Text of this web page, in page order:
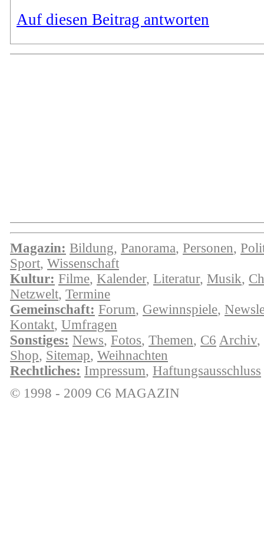
Auf diesen Beitrag antworten
Magazin: Bildung, Panorama, Personen,
Sport, Wissenschaft
Kultur: Filme, Kalender, Literatur, Musik,
Netzwelt, Termine
Gemeinschaft: Forum, Gewinnspiele,
Kontakt, Umfragen
Sonstiges: News, Fotos, Themen, C6 Archiv,
Shop, Sitemap, Weihnachten
Rechtliches: Impressum, Haftungsausschluss
© 1998 - 2009 C6 MAGAZIN